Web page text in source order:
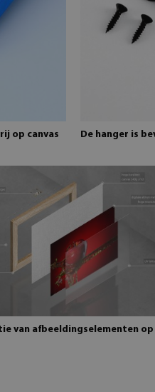
op canvas De hanger is
van afbeeldingselementen op